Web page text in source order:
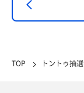
TOP トントゥ抽